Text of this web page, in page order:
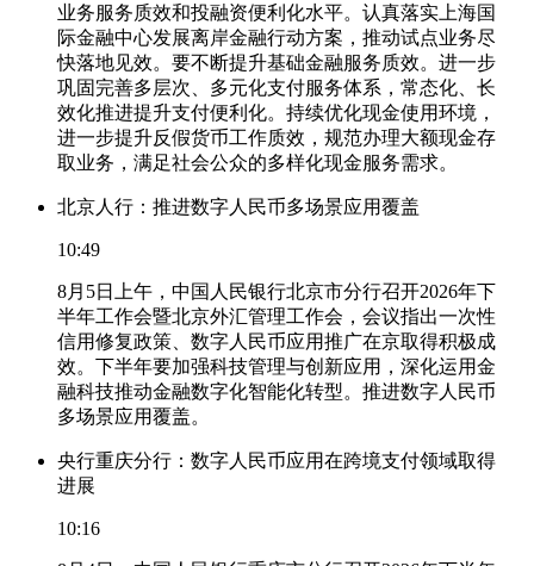
业务服务质效和投融资便利化水平。认真落实上海国
际金融中心发展离岸金融行动方案，推动试点业务尽
快落地见效。要不断提升基础金融服务质效。进一步
巩固完善多层次、多元化支付服务体系，常态化、长
效化推进提升支付便利化。持续优化现金使用环境，
进一步提升反假货币工作质效，规范办理大额现金存
取业务，满足社会公众的多样化现金服务需求。
北京人行：推进数字人民币多场景应用覆盖
10:49
8月5日上午，中国人民银行北京市分行召开2026年下
半年工作会暨北京外汇管理工作会，会议指出一次性
信用修复政策、数字人民币应用推广在京取得积极成
效。下半年要加强科技管理与创新应用，深化运用金
融科技推动金融数字化智能化转型。推进数字人民币
多场景应用覆盖。
央行重庆分行：数字人民币应用在跨境支付领域取得
进展
10:16